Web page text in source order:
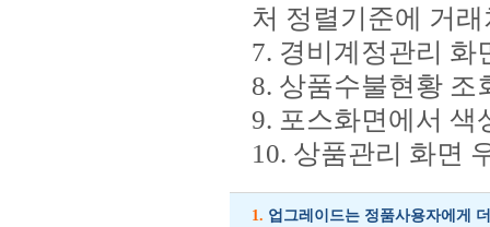
처 정렬기준에 거
7. 경비계정관리 화
8. 상품수불현황 조
9. 포스화면에서 색
10. 상품관리 화면
1. 업그레이드는 정품사용자에게